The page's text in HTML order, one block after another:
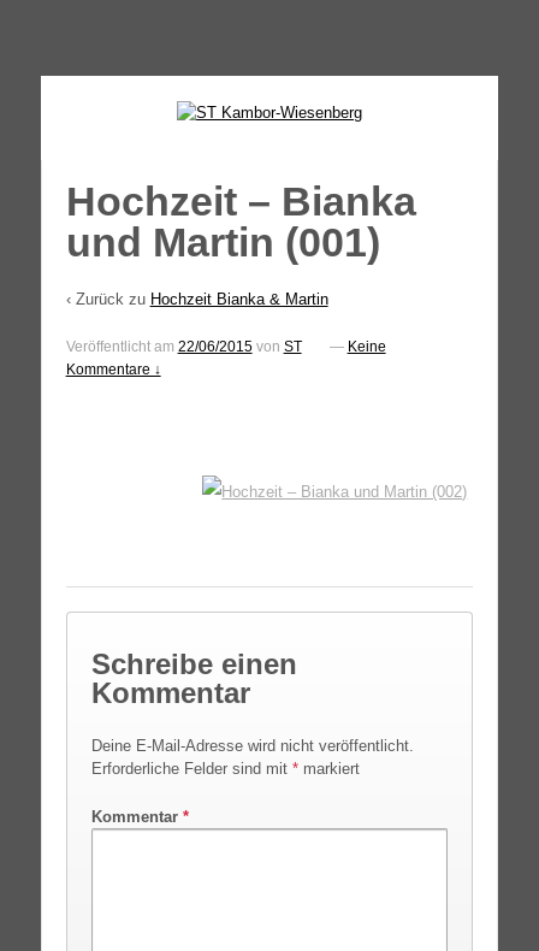
↓
Hochzeit – Bianka
und Martin (001)
‹ Zurück zu Hochzeit Bianka & Martin
Veröffentlicht am 22/06/2015von ST — Keine
Kommentare ↓
Schreibe einen
Kommentar
Deine E-Mail-Adresse wird nicht veröffentlicht.
Erforderliche Felder sind mit *markiert
Kommentar *